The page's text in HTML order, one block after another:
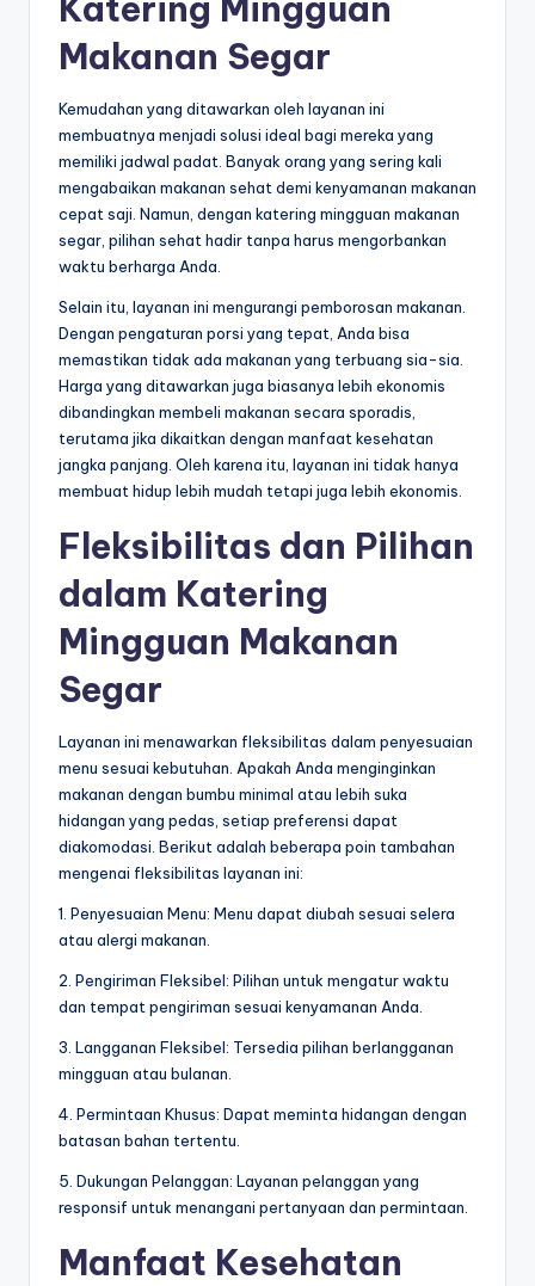
Makanan Segar
Kemudahan yang ditawarkan oleh layanan ini
membuatnya menjadi solusi ideal bagi mereka yang
memiliki jadwal padat. Banyak orang yang sering kali
mengabaikan makanan sehat demi kenyamanan makanan
cepat saji. Namun, dengan katering mingguan makanan
segar, pilihan sehat hadir tanpa harus mengorbankan
waktu berharga Anda.
Selain itu, layanan ini mengurangi pemborosan makanan.
Dengan pengaturan porsi yang tepat, Anda bisa
memastikan tidak ada makanan yang terbuang sia-sia.
Harga yang ditawarkan juga biasanya lebih ekonomis
dibandingkan membeli makanan secara sporadis,
terutama jika dikaitkan dengan manfaat kesehatan
jangka panjang. Oleh karena itu, layanan ini tidak hanya
membuat hidup lebih mudah tetapi juga lebih ekonomis.
Fleksibilitas dan Pilihan
dalam Katering
Mingguan Makanan
Segar
Layanan ini menawarkan fleksibilitas dalam penyesuaian
menu sesuai kebutuhan. Apakah Anda menginginkan
makanan dengan bumbu minimal atau lebih suka
hidangan yang pedas, setiap preferensi dapat
diakomodasi. Berikut adalah beberapa poin tambahan
mengenai fleksibilitas layanan ini:
1. Penyesuaian Menu: Menu dapat diubah sesuai selera
atau alergi makanan.
2. Pengiriman Fleksibel: Pilihan untuk mengatur waktu
dan tempat pengiriman sesuai kenyamanan Anda.
3. Langganan Fleksibel: Tersedia pilihan berlangganan
mingguan atau bulanan.
4. Permintaan Khusus: Dapat meminta hidangan dengan
batasan bahan tertentu.
5. Dukungan Pelanggan: Layanan pelanggan yang
responsif untuk menangani pertanyaan dan permintaan.
Manfaat Kesehatan